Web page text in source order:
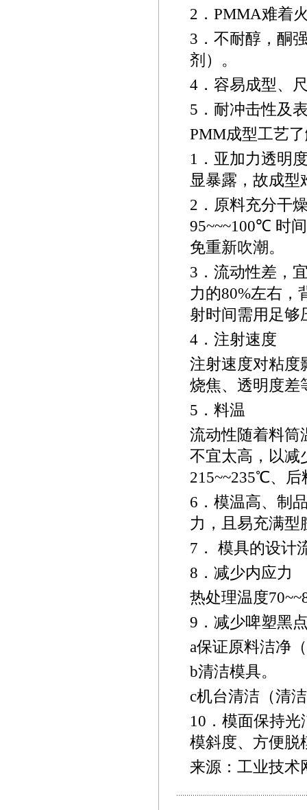
2 ． PMMA难着
3 ．不耐醇，酮
剂）。
4 ．容易成型、
5 ．耐冲击性及
PMM成型工艺
1 ．亚加力透明
显暴露，故成型
2 ．原料充分干
95~~~100℃ 时间
免重新吹潮。
3 ．流动性差，
力的80%左右，
射时间需用足够
4 ．注射速度
注射速度对粘度
烧焦、透明度差
5 ．料温
流动性随着料筒
不宜太高，以减
215~~235℃、后
6 ．模温高、制
力，且易充满型
7 ． 模具的设
8 ．减少内应力
热处理温度70~~
9 ．减少啤塑黑
a保证原料洁净
b清洁模具。
c机台清洁（清
10 ．模面保持
模斜度、方便脱
来源：工业技术